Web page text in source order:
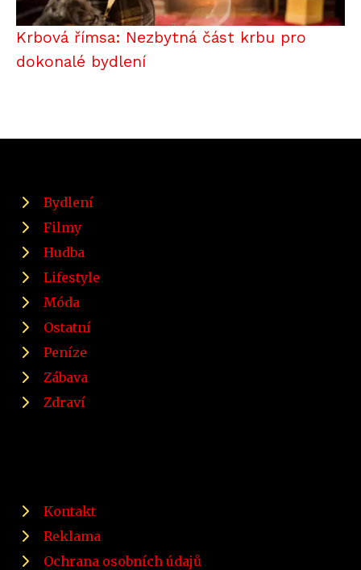
Krbová římsa: Nezbytná část krbu pro
dokonalé bydlení
Bydlení
Filmy
Hudba
Lifestyle
Móda
Ostatní
Peníze
Zábava
Zdraví
Kontakt
Reklama
Ochrana osobních údajů